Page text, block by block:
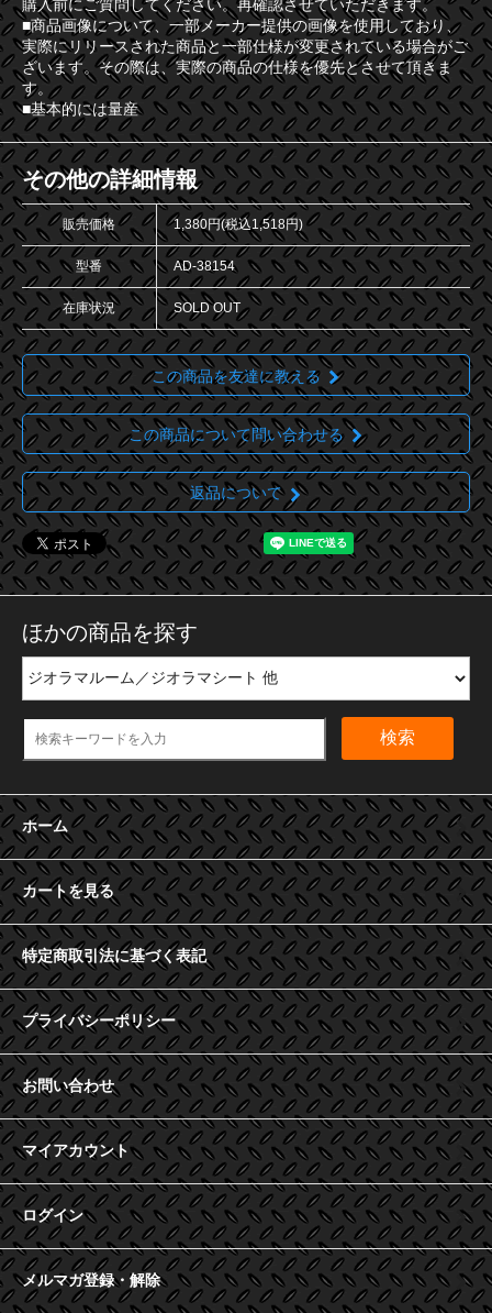
購入前にご質問してください。再確認させていただきます。
■商品画像について、一部メーカー提供の画像を使用しており、
実際にリリースされた商品と一部仕様が変更されている場合がご
ざいます。その際は、実際の商品の仕様を優先とさせて頂きま
す。
■基本的には量産
その他の詳細情報
販売価格 1,380円(税込1,518円)
型番 AD-38154
在庫状況 SOLD OUT
この商品を友達に教える
この商品について問い合わせる
返品について
ほかの商品を探す
検索
ホーム
カートを見る
特定商取引法に基づく表記
プライバシーポリシー
お問い合わせ
マイアカウント
ログイン
メルマガ登録・解除